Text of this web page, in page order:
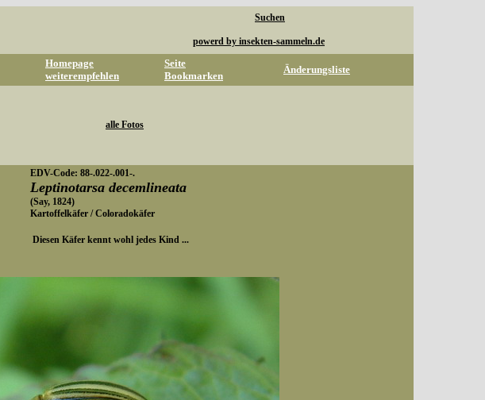
Suchen
powerd by insekten-sammeln.de
Homepage
weiterempfehlen
Seite
Bookmarken
Änderungsliste
alle Fotos
EDV-Code: 88-.022-.001-.
Leptinotarsa decemlineata
(Say, 1824)
Kartoffelkäfer / Coloradokäfer
Diesen Käfer kennt wohl jedes Kind ...